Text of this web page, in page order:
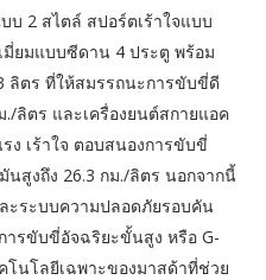
บ 2 สไตล์ สปอร์ตเร้าใจแบบ
ยมแบบซีดาน 4 ประตู พร้อม
ลิตร ที่ให้สมรรถนะการขับขี่ดี
ลิตร และเครื่องยนต์สกายแอค
ง เร้าใจ ตอบสนองการขับขี่
สูงถึง 26.3 กม./ลิตร นอกจากนี้
ะระบบความปลอดภัยรอบคัน
รขับขี่อัจฉริยะขั้นสูง หรือ G-
โนโลยีเฉพาะของมาสด้าที่ช่วย